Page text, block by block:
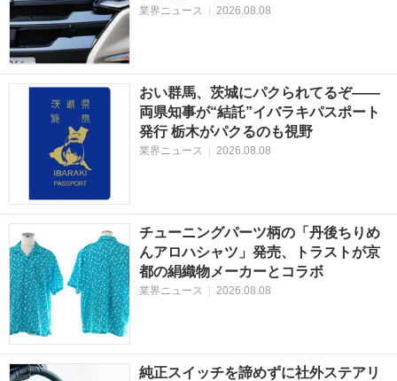
業界ニュース | 2026.08.08
おい群馬、茨城にパクられてるぞ――
両県知事が“結託”イバラキパスポート
発行 栃木がパクるのも視野
業界ニュース | 2026.08.08
チューニングパーツ柄の「丹後ちりめ
んアロハシャツ」発売、トラストが京
都の絹織物メーカーとコラボ
業界ニュース | 2026.08.08
純正スイッチを諦めずに社外ステアリ